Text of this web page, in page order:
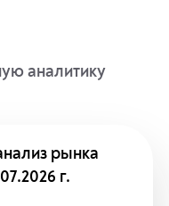
аналитику
рынка
г.